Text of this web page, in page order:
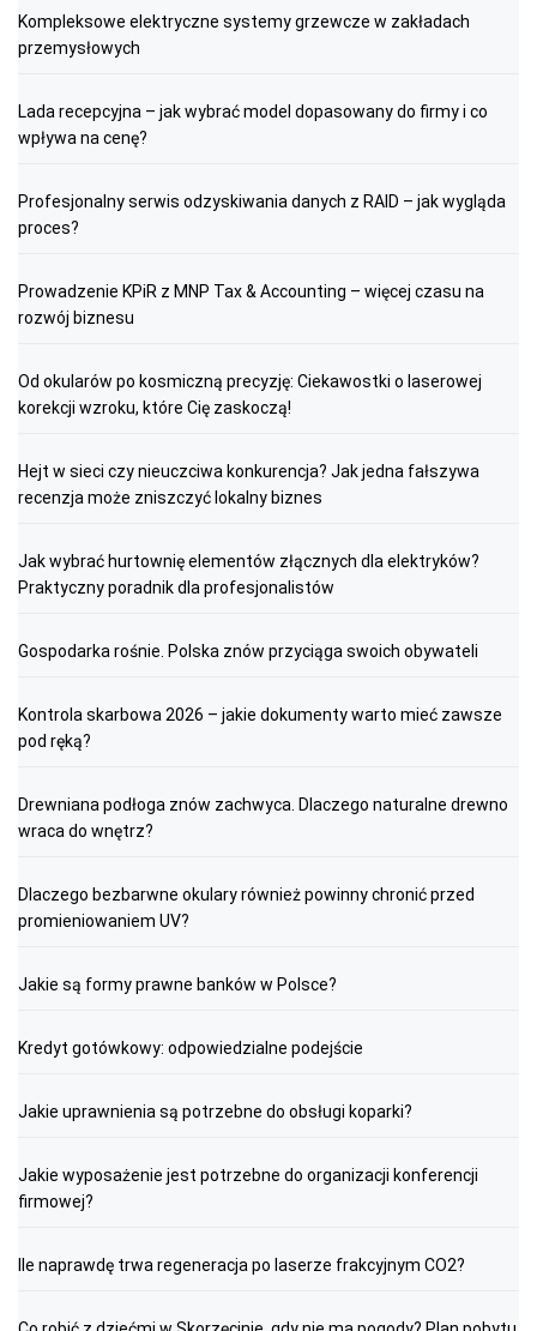
Kompleksowe elektryczne systemy grzewcze w zakładach
przemysłowych
Lada recepcyjna – jak wybrać model dopasowany do firmy i co
wpływa na cenę?
Profesjonalny serwis odzyskiwania danych z RAID – jak wygląda
proces?
Prowadzenie KPiR z MNP Tax & Accounting – więcej czasu na
rozwój biznesu
Od okularów po kosmiczną precyzję: Ciekawostki o laserowej
korekcji wzroku, które Cię zaskoczą!
Hejt w sieci czy nieuczciwa konkurencja? Jak jedna fałszywa
recenzja może zniszczyć lokalny biznes
Jak wybrać hurtownię elementów złącznych dla elektryków?
Praktyczny poradnik dla profesjonalistów
Gospodarka rośnie. Polska znów przyciąga swoich obywateli
Kontrola skarbowa 2026 – jakie dokumenty warto mieć zawsze
pod ręką?
Drewniana podłoga znów zachwyca. Dlaczego naturalne drewno
wraca do wnętrz?
Dlaczego bezbarwne okulary również powinny chronić przed
promieniowaniem UV?
Jakie są formy prawne banków w Polsce?
Kredyt gotówkowy: odpowiedzialne podejście
Jakie uprawnienia są potrzebne do obsługi koparki?
Jakie wyposażenie jest potrzebne do organizacji konferencji
firmowej?
Ile naprawdę trwa regeneracja po laserze frakcyjnym CO2?